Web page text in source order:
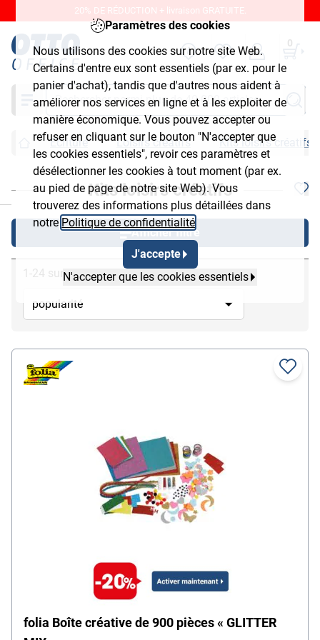
Paramètres des cookies
Nous utilisons des cookies sur notre site Web.
Certains d'entre eux sont essentiels (par ex. pour le
panier d'achat), tandis que d'autres nous aident à
améliorer nos services en ligne et à les exploiter de
manière économique. Vous pouvez accepter ou
refuser en cliquant sur le bouton "N'accepter que
les cookies essentiels", revoir ces paramètres et
désélectionner les cookies à tout moment (par ex.
au pied de page de notre site Web). Vous
trouverez des informations plus détaillées dans
notre Politique de confidentialité
J'accepte
N'accepter que les cookies essentiels
20% DE RÉDUCTION + livraison GRATUITE.
0
Chercher
Écriture Loisirs créatifs Kits loisirs créatifs
Kits loisirs créatifs
Afficher filtre
1-24 sur 51
folia Boîte créative de 900 pièces « GLITTER